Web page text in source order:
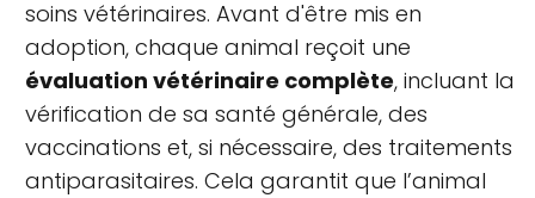
soins vétérinaires. Avant d'être mis en
adoption, chaque animal reçoit une
évaluation vétérinaire complète, incluant la
vérification de sa santé générale, des
vaccinations et, si nécessaire, des traitements
antiparasitaires. Cela garantit que l’animal